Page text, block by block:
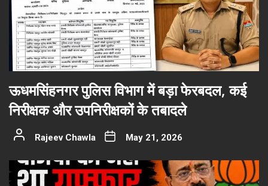
ऊधमसिंहनगर पुलिस विभाग में बड़ा फेरबदल, कई
निरीक्षक और उपनिरीक्षकों के तबादले
Rajeev Chawla May 21, 2026